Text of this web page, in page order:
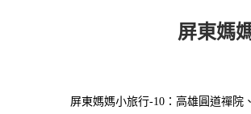
屏東媽
屏東媽媽小旅行-10：高雄圓道禪院